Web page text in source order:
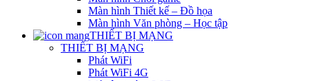
Màn hình Thiết kế – Đồ họa
Màn hình Văn phòng – Học tập
THIẾT BỊ MẠNG
THIẾT BỊ MẠNG
Phát WiFi
Phát WiFi 4G